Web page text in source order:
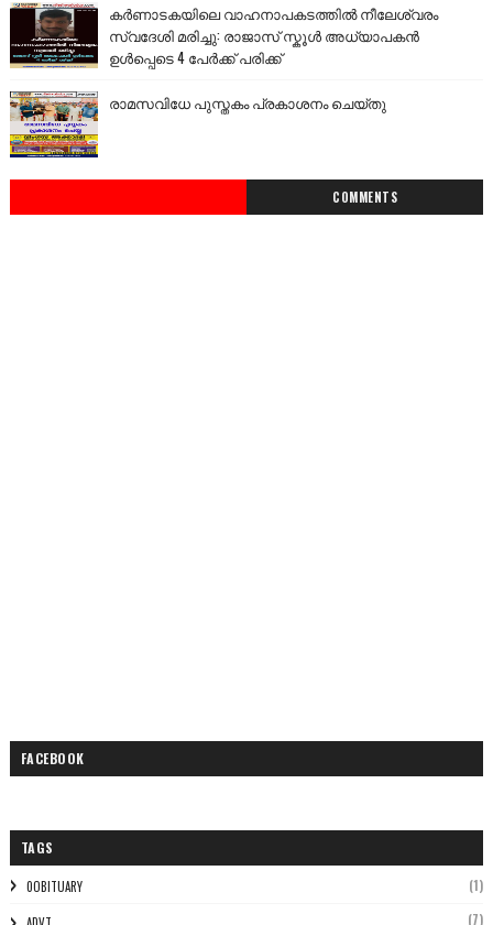
കർണാടകയിലെ വാഹനാപകടത്തിൽ നീലേശ്വരം
സ്വദേശി മരിച്ചു: രാജാസ് സ്കൂൾ അധ്യാപകൻ
ഉൾപ്പെടെ 4 പേർക്ക് പരിക്ക്
രാമസവിധേ പുസ്തകം പ്രകാശനം ചെയ്തു
COMMENTS
FACEBOOK
TAGS
0OBITUARY (1)
(7)